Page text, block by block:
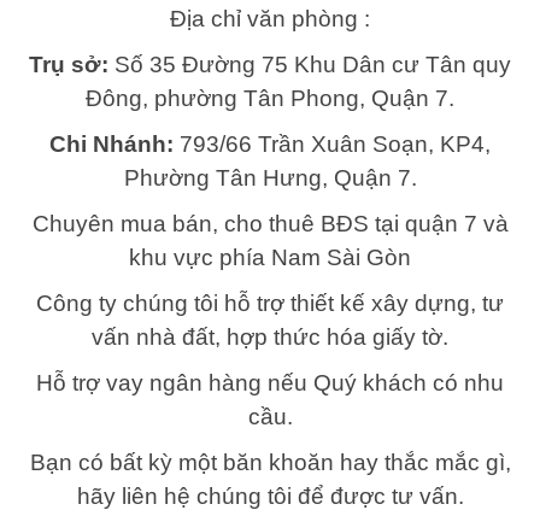
Địa chỉ văn phòng :
Trụ sở: Số 35 Đường 75 Khu Dân cư Tân quy
Đông, phường Tân Phong, Quận 7.
Chi Nhánh: 793/66 Trần Xuân Soạn, KP4,
Phường Tân Hưng, Quận 7.
Chuyên mua bán, cho thuê BĐS tại quận 7 và
khu vực phía Nam Sài Gòn
Công ty chúng tôi hỗ trợ thiết kế xây dựng, tư
vấn nhà đất, hợp thức hóa giấy tờ.
Hỗ trợ vay ngân hàng nếu Quý khách có nhu
cầu.
Bạn có bất kỳ một băn khoăn hay thắc mắc gì,
hãy liên hệ chúng tôi để được tư vấn.